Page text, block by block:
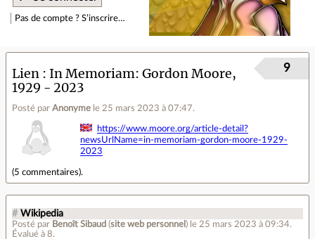
Pas de compte ? S’inscrire…
Lien
In Memoriam: Gordon Moore,
1929 - 2023
Posté par Anonyme le 25 mars 2023 à 07:47.
9
https://www.moore.org/article-detail?
newsUrlName=in-memoriam-gordon-moore-1929-
2023
(5 commentaires).
# Wikipedia
Posté par Benoît Sibaud (site web personnel ) le 25 mars 2023 à 09:34.
Évalué à 8.